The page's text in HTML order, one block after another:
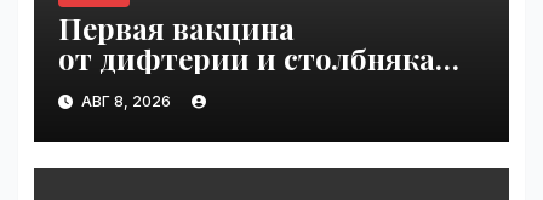
Первая вакцина
от дифтерии и столбняка
с хранением без
холодильника прошла
первую фазу испытаний |
VseTime.ru
АВГ 8, 2026